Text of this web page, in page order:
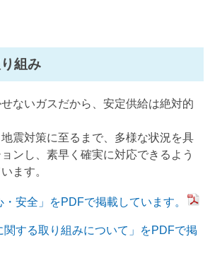
組み
ないガスだから、安定供給は絶対的
震対策に至るまで、多様な状況を具
ンし、素早く確実に対応できるよう
ます。
・安全」をPDFで掲載しています。
関する取り組みについて」をPDFで掲